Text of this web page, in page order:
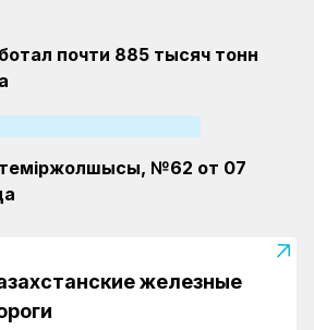
почти 885 тысяч тонн
теміржолшысы, №62 от 07
железные